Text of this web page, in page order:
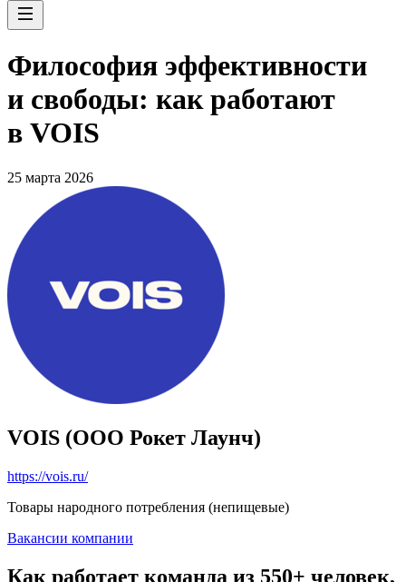
Философия эффективности
и свободы: как работают
в VOIS
25 марта 2026
VOIS (ООО Рокет Лаунч)
https://vois.ru/
Товары народного потребления (непищевые)
Вакансии компании
Как работает команда из 550+ человек,